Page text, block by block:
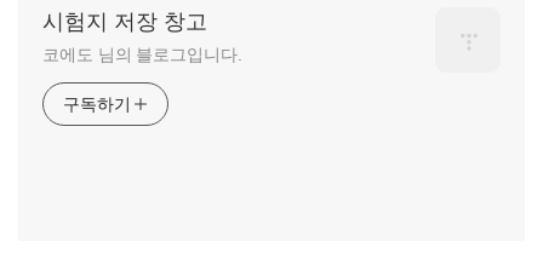
시험지 저장 창고
코에도 님의 블로그입니다.
구독하기